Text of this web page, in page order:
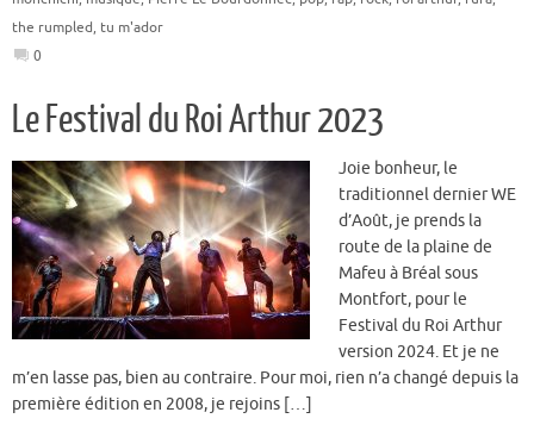
the rumpled, tu m'ador
0
Le Festival du Roi Arthur 2023
Joie bonheur, le
traditionnel dernier WE
d’Août, je prends la
route de la plaine de
Mafeu à Bréal sous
Montfort, pour le
Festival du Roi Arthur
version 2024. Et je ne
m’en lasse pas, bien au contraire. Pour moi, rien n’a changé depuis la
première édition en 2008, je rejoins […]